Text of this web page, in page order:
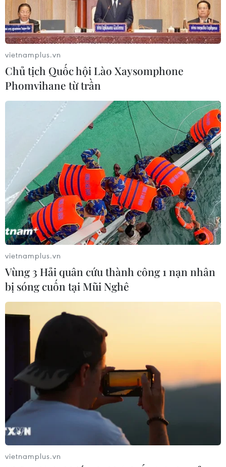
vietnamplus.vn
Chủ tịch Quốc hội Lào Xaysomphone
Phomvihane từ trần
vietnamplus.vn
Vùng 3 Hải quân cứu thành công 1 nạn nhân
bị sóng cuốn tại Mũi Nghê
vietnamplus.vn